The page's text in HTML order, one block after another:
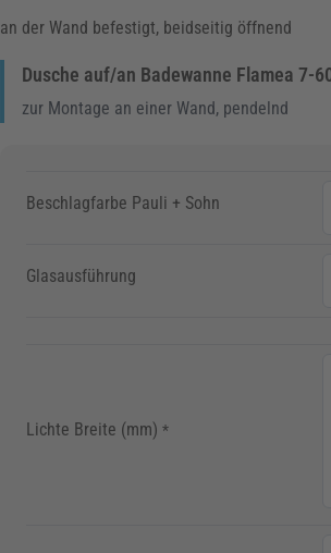
an der Wand befestigt, beidseitig öffnend
Dusche auf/an Badewanne Flamea 7-
zur Montage an einer Wand, pendelnd
Beschlagfarbe Pauli + Sohn
Glasausführung
Lichte Breite (mm) *